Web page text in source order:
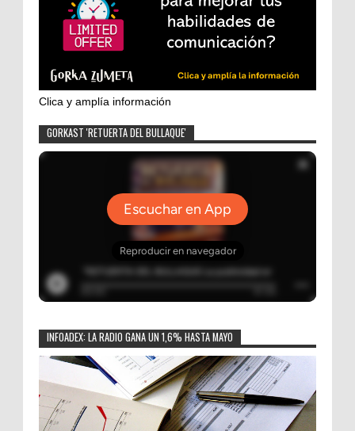
Clica y amplía información
GORKAST 'RETUERTA DEL BULLAQUE'
INFOADEX: LA RADIO GANA UN 1,6% HASTA MAYO